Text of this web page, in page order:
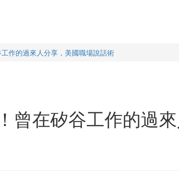
作的過來人分享，美國職場說話術
曾在矽谷工作的過